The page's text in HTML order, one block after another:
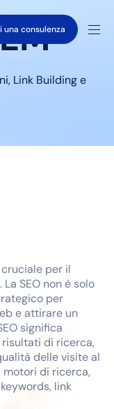
una consulenza
Link Building e
per il
SEO non è solo
per
e attirare un
significa
di ricerca,
delle visite al
di ricerca,
link